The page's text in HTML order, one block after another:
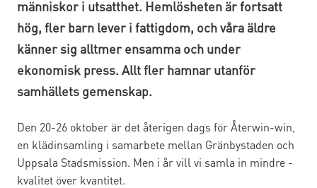
människor i utsatthet. Hemlösheten är fortsatt
hög, fler barn lever i fattigdom, och våra äldre
känner sig alltmer ensamma och under
ekonomisk press. Allt fler hamnar utanför
samhällets gemenskap.
Den 20-26 oktober är det återigen dags för Återwin-win,
en klädinsamling i samarbete mellan Gränbystaden och
Uppsala Stadsmission. Men i år vill vi samla in mindre -
kvalitet över kvantitet.